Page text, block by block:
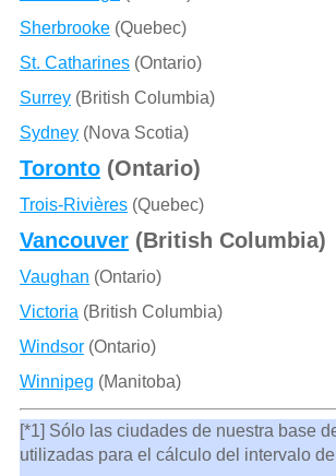
Sherbrooke(Quebec)
St. Catharines(Ontario)
Surrey(British Columbia)
Sydney(Nova Scotia)
Toronto(Ontario)
Trois-Rivières(Quebec)
Vancouver(British Columbia)
Vaughan (Ontario)
Victoria (British Columbia)
Windsor(Ontario)
Winnipeg (Manitoba)
[*1] Sólo las ciudades de nuestra base
utilizadas para el cálculo del intervalo